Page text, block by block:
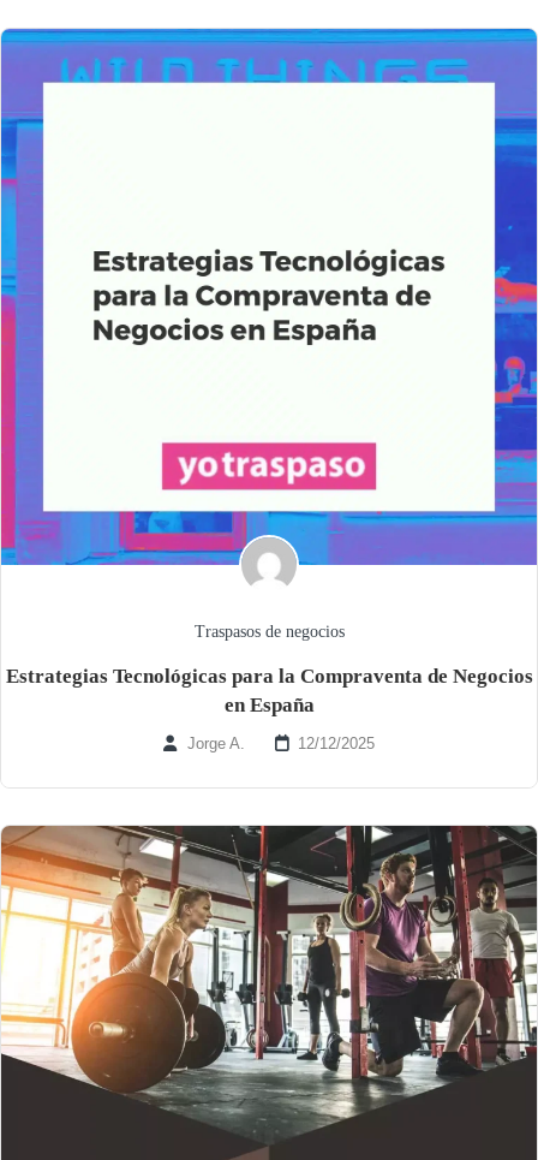
Traspasos de negocios
Estrategias Tecnológicas para la Compraventa de Negocios
en España
Jorge A. 12/12/2025